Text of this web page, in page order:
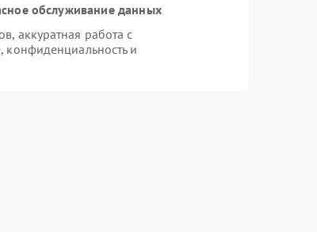
обслуживание данных
аккуратная работа с
и